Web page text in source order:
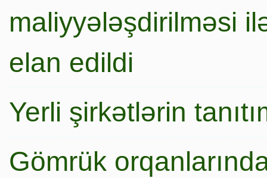
maliyyələşdirilməsi
elan edildi
Yerli şirkətlərin
Gömrük